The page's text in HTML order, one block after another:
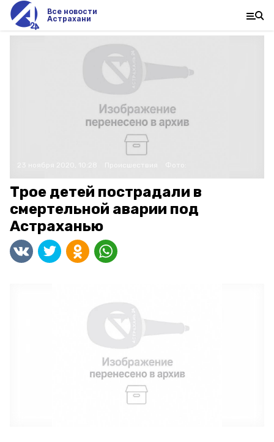
Все новости
Астрахани
Трое детей пострадали в
смертельной аварии под
Астраханью